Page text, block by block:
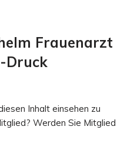
Frauenarzt
Druck
Inhalt einsehen zu
Werden Sie Mitglied